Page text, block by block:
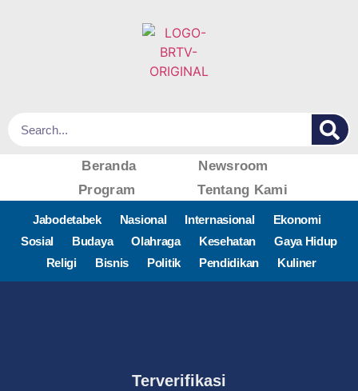
Beranda
Newsroom
Program
Tentang Kami
Jabodetabek Nasional Internasional
Ekonomi
Sosial
Budaya Olahraga Kesehatan
Gaya Hidup
Religi
Bisnis Politik Pendidikan Kuliner
Terverifikasi